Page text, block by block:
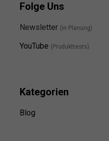
Folge Uns
Newsletter (in Planung)
YouTube (Produkttests)
Kategorien
Blog